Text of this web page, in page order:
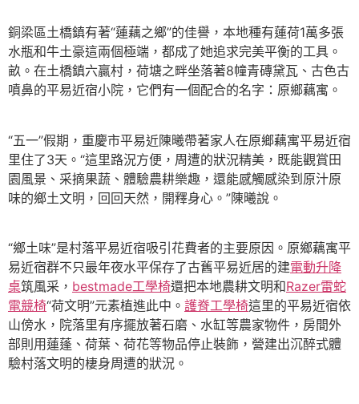
銅梁區土橋鎮有著“蓮藕之鄉”的佳譽，本地種有蓮荷1萬多張
水瓶和牛土豪這兩個極端，都成了她追求完美平衡的工具。
畝。在土橋鎮六贏村，荷塘之畔坐落著8幢青磚黛瓦、古色古
噴鼻的平易近宿小院，它們有一個配合的名字：原鄉藕寓。
“五一”假期，重慶市平易近陳曦帶著家人在原鄉藕寓平易近宿
里住了3天。“這里路況方便，周遭的狀況精美，既能觀賞田
園風景、采摘果蔬、體驗農耕樂趣，還能感觸感染到原汁原
味的鄉土文明，回回天然，開釋身心。”陳曦說。
“鄉土味”是村落平易近宿吸引花費者的主要原因。原鄉藕寓平
易近宿群不只最年夜水平保存了古舊平易近居的建電動升降
桌筑風采， bestmade工學椅還把本地農耕文明和Razer雷蛇
電競椅“荷文明”元素植進此中。 護脊工學椅這里的平易近宿依
山傍水，院落里有序擺放著石磨、水缸等農家物件，房間外
部則用蓮蓬、荷葉、荷花等物品停止裝飾，營建出沉醉式體
驗村落文明的棲身周遭的狀況。